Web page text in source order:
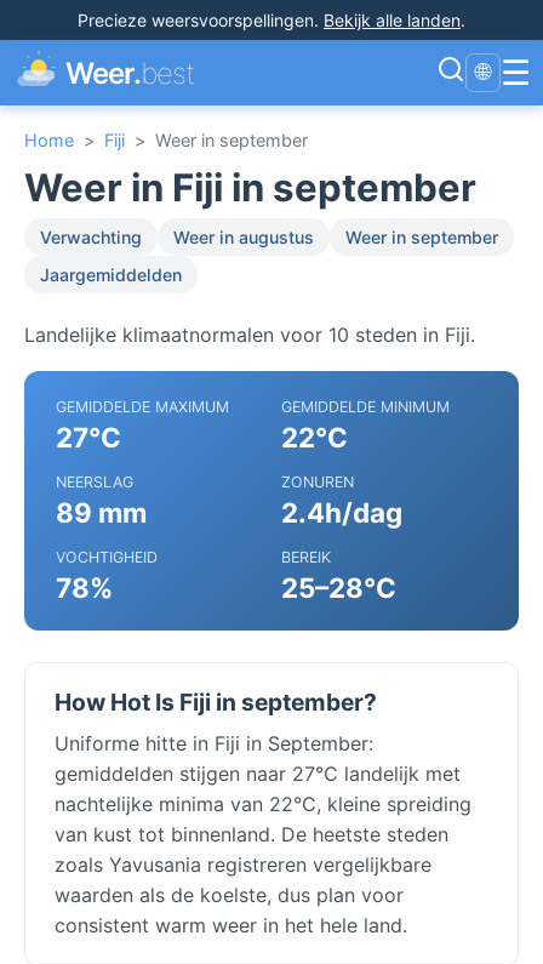
Precieze weersvoorspellingen. Bekijk alle landen.
Weer.best 🌐 ☰
Home > Fiji > Weer in september
Weer in Fiji in september
Verwachting Weer in augustus
Weer in september
Jaargemiddelden
Landelijke klimaatnormalen voor 10 steden in Fiji.
GEMIDDELDE MAXIMUM
27°C
GEMIDDELDE MINIMUM
22°C
NEERSLAG
89 mm
ZONUREN
2.4h/dag
VOCHTIGHEID
78%
BEREIK
25–28°C
How Hot Is Fiji in september?
Uniforme hitte in Fiji in September:
gemiddelden stijgen naar 27°C landelijk met
nachtelijke minima van 22°C, kleine spreiding
van kust tot binnenland. De heetste steden
zoals Yavusania registreren vergelijkbare
waarden als de koelste, dus plan voor
consistent warm weer in het hele land.